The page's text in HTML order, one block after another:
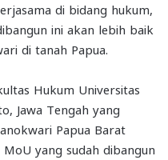
di bidang hukum,
ini akan lebih baik
di tanah Papua.
Hukum Universitas
Jawa Tengah yang
Papua Barat
yang sudah dibangun